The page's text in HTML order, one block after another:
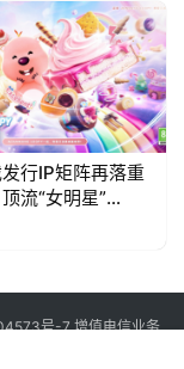
行IP矩阵再落重
流“女明星”
LOOPY 正版3D
号-7增值电信业务